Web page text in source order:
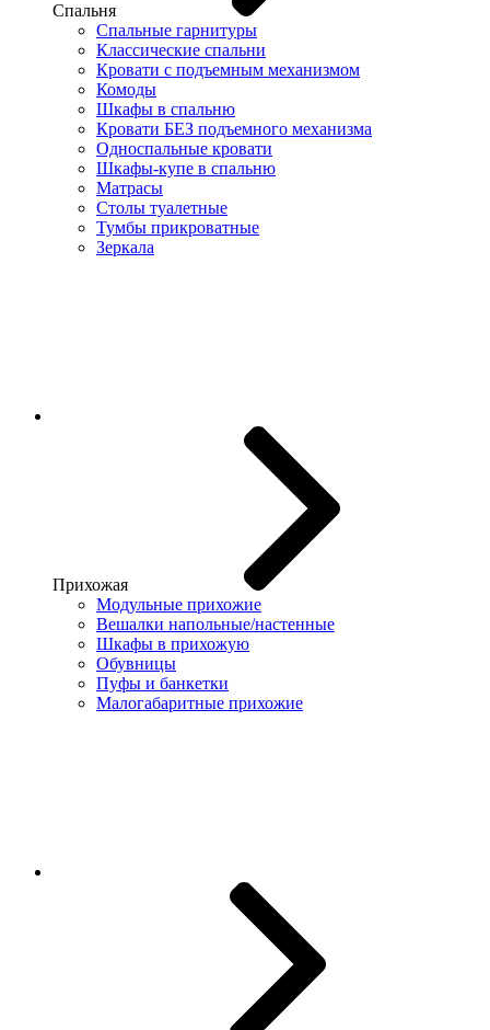
Спальня
Спальные гарнитуры
Классические спальни
Кровати с подъемным механизмом
Комоды
Шкафы в спальню
Кровати БЕЗ подъемного механизма
Односпальные кровати
Шкафы-купе в спальню
Матрасы
Столы туалетные
Тумбы прикроватные
Зеркала
Прихожая
Модульные прихожие
Вешалки напольные/настенные
Шкафы в прихожую
Обувницы
Пуфы и банкетки
Малогабаритные прихожие